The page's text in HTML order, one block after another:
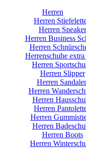
Herren
Herren
Herren Sneaker
Herren Business
Herren
Herrenschuhe
Herren
Herren Slipper
Herren
Herren
Herren
Herren
Herren
Herren
Herren Boots
Herren